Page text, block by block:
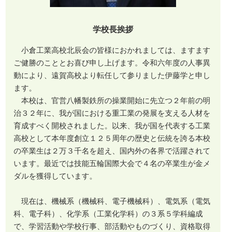
学校長挨拶
小倉工業高校北辰会の皆様におかれましては、ますます
ご健勝のこととお喜び申し上げます。令和六年度の人事異
動により、遠賀高校より転任して参りました伊藤学と申し
ます。
本校は、官営八幡製鉄所の操業開始に先立つ２年前の明
治３２年に、我が国における重工業の発展を支える人材を
育成すべく開校されました。以来、我が国を代表する工業
高校として本年度創立１２５周年の歴史と伝統を誇る本校
の卒業生は２万３千名を超え、国内外の各界で活躍されて
います。最近では技能五輪国際大会で４名の卒業生が金メ
ダルを獲得しています。
現在は、機械系（機械科、電子機械科）、電気系（電気
科、電子科）、化学系（工業化学科）の３系５学科編成
で、学習活動や学校行事、部活動やものづくり、資格取得